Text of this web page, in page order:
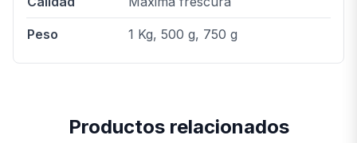
Peso 1 Kg, 500 g, 750 g
Productos relacionados